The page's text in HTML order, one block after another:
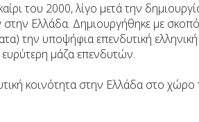
του 2000, λίγο μετά την
Ελλάδα. Δημιουργήθηκε µε σκοπό
την υποψήφια επενδυτική ελληνική
μάζα επενδυτών.
κοινότητα στην Ελλάδα στο